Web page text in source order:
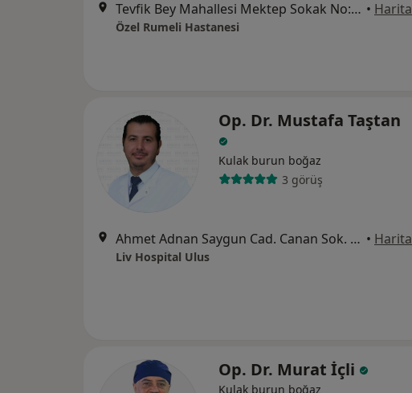
Tevfik Bey Mahallesi Mektep Sokak No:11 Sefaköy, Küçükçekmece • Harita
Özel Rumeli Hastanesi
Op. Dr. Mustafa Taştan
Kulak burun boğaz
3 görüş
Ahmet Adnan Saygun Cad. Canan Sok. No:5 Ulus, Beşiktaş • Harita
Liv Hospital Ulus
Op. Dr. Murat İçli
Kulak burun boğaz